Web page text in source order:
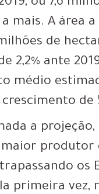
ou 7,6
mais. A área
de
2,2% ante
médio
de
a projeção,
produtor
os
primeira vez,